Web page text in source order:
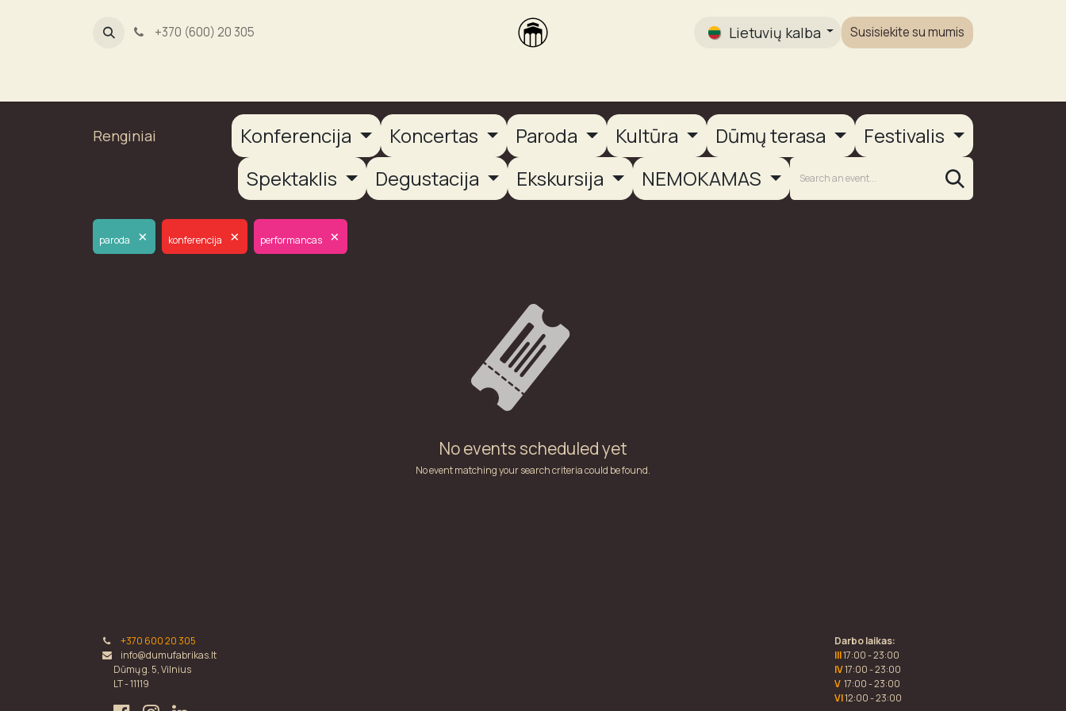
+370 (600) 20 305 Lietuvių kalba Susisiekite su mumis
Renginiai Konferencija Koncertas Paroda Kultūra Dūmų terasa
Festivalis
Spektaklis
Degustacija Ekskursija NEMOKAMAS
paroda × konferencija × performancas ×
No events scheduled yet
No event matching your search criteria could be found.
+370 600 20 305
info@dumufabrikas.lt
Dūmų g. 5, Vilnius
LT - 11119
Darbo laikas:
III17:00 - 23:00
IV17:00 - 23:00
V 17:00 - 23:00
VI12:00 - 23:00